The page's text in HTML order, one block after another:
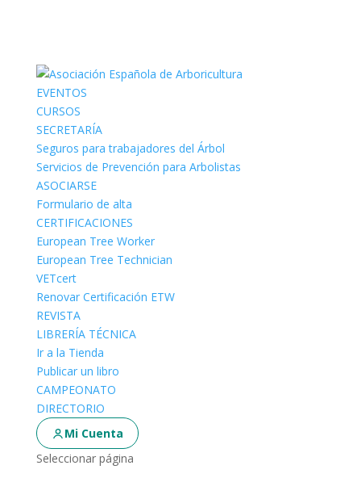
EVENTOS
CURSOS
SECRETARÍA
Seguros para trabajadores del Árbol
Servicios de Prevención para Arbolistas
ASOCIARSE
Formulario de alta
CERTIFICACIONES
European Tree Worker
European Tree Technician
VETcert
Renovar Certificación ETW
REVISTA
LIBRERÍA TÉCNICA
Ir a la Tienda
Publicar un libro
CAMPEONATO
DIRECTORIO
Mi Cuenta
Seleccionar página